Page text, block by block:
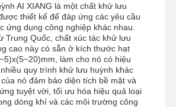
AI XIANG là một chất khử lưu
thiết kế để đáp ứng các yêu cầu
ứng dụng công nghiệp khác nhau.
Trung Quốc, chất xúc tác khử lưu
cao này có sẵn ở kích thước hạt
làm cho nó có hiệu
quy trình khử lưu huỳnh khác
nó đảm bảo diện tích bề mặt và
tuyệt vời, tối ưu hóa hiệu quả loại
dòng khí và các môi trường công